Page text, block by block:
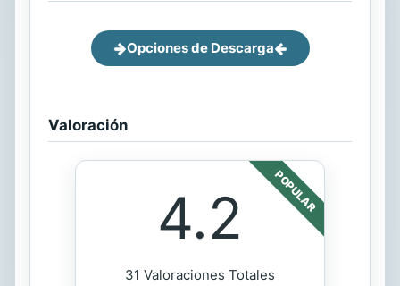
Opciones de Descarga
Valoración
POPULAR
4.2
31 Valoraciones Totales